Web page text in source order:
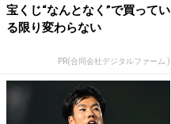
宝くじ“なんとなく”で買ってい
る限り変わらない
PR(合同会社デジタルファーム )